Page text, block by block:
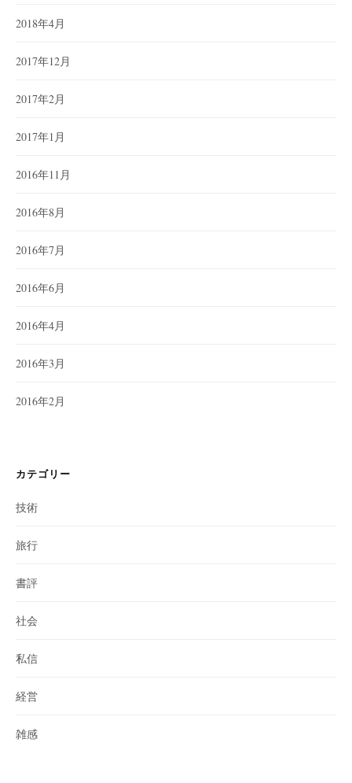
2018年4月
2017年12月
2017年2月
2017年1月
2016年11月
2016年8月
2016年7月
2016年6月
2016年4月
2016年3月
2016年2月
カテゴリー
技術
旅行
書評
社会
私信
経営
雑感